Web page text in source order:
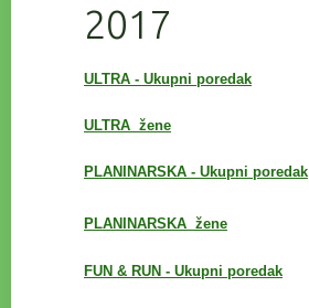
2017
ULTRA - Ukupni poredak
ULTRA žene
PLANINARSKA - Ukupni poredak
PLANINARSKA žene
FUN & RUN - Ukupni poredak